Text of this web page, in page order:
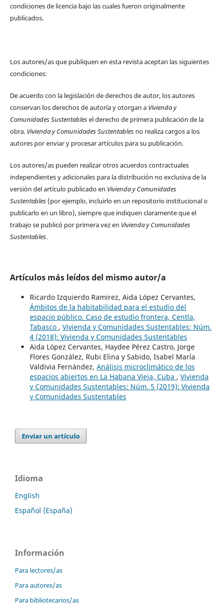
condiciones de licencia bajo las cuales fueron originalmente
publicados.
Los autores/as que publiquen en esta revista aceptan las siguientes
condiciones:
De acuerdo con la legislación de derechos de autor, los autores
conservan los derechos de autoría y otorgan a Vivienda y
Comunidades Sustentablesel derecho de primera publicación de la
obra. Vivienda y Comunidades Sustentablesno realiza cargos a los
autores por enviar y procesar artículos para su publicación.
Los autores/as pueden realizar otros acuerdos contractuales
independientes y adicionales para la distribución no exclusiva de la
versión del artículo publicado en Vivienda y Comunidades
Sustentables(por ejemplo, incluirlo en un repositorio institucional o
publicarlo en un libro), siempre que indiquen claramente que el
trabajo se publicó por primera vez en Vivienda y Comunidades
Sustentables.
Artículos más leídos del mismo autor/a
Ricardo Izquierdo Ramirez, Aida López Cervantes,
Ámbitos de la habitabilidad para el estudio del
espacio público. Caso de estudio frontera, Centla,
Tabasco , Vivienda y Comunidades Sustentables: Núm.
4 (2018): Vivienda y Comunidades Sustentables
Aida López Cervantes, Haydee Pérez Castro, Jorge
Flores González, Rubi Elina y Sabido, Isabel María
Valdivia Fernández, Análisis microclimático de los
espacios abiertos en La Habana Vieja, Cuba , Vivienda
y Comunidades Sustentables: Núm. 5 (2019): Vivienda
y Comunidades Sustentables
Enviar un artículo
Idioma
English
Español (España)
Información
Para lectores/as
Para autores/as
Para bibliotecarios/as